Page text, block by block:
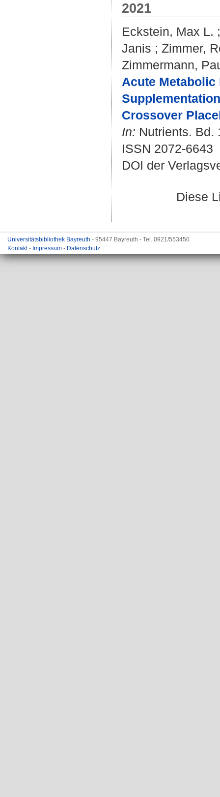
2021
Eckstein, Max L.
Janis ; Zimmer,
Zimmermann,
Acute Metabolic
Crossover
In: Nutrients. Bd.
ISSN 2072-6643
DOI der
Diese
Universitätsbibliothek Bayreuth - 95447 Bayreuth - Tel. 0921/553450
Kontakt- Impressum - Datenschutz